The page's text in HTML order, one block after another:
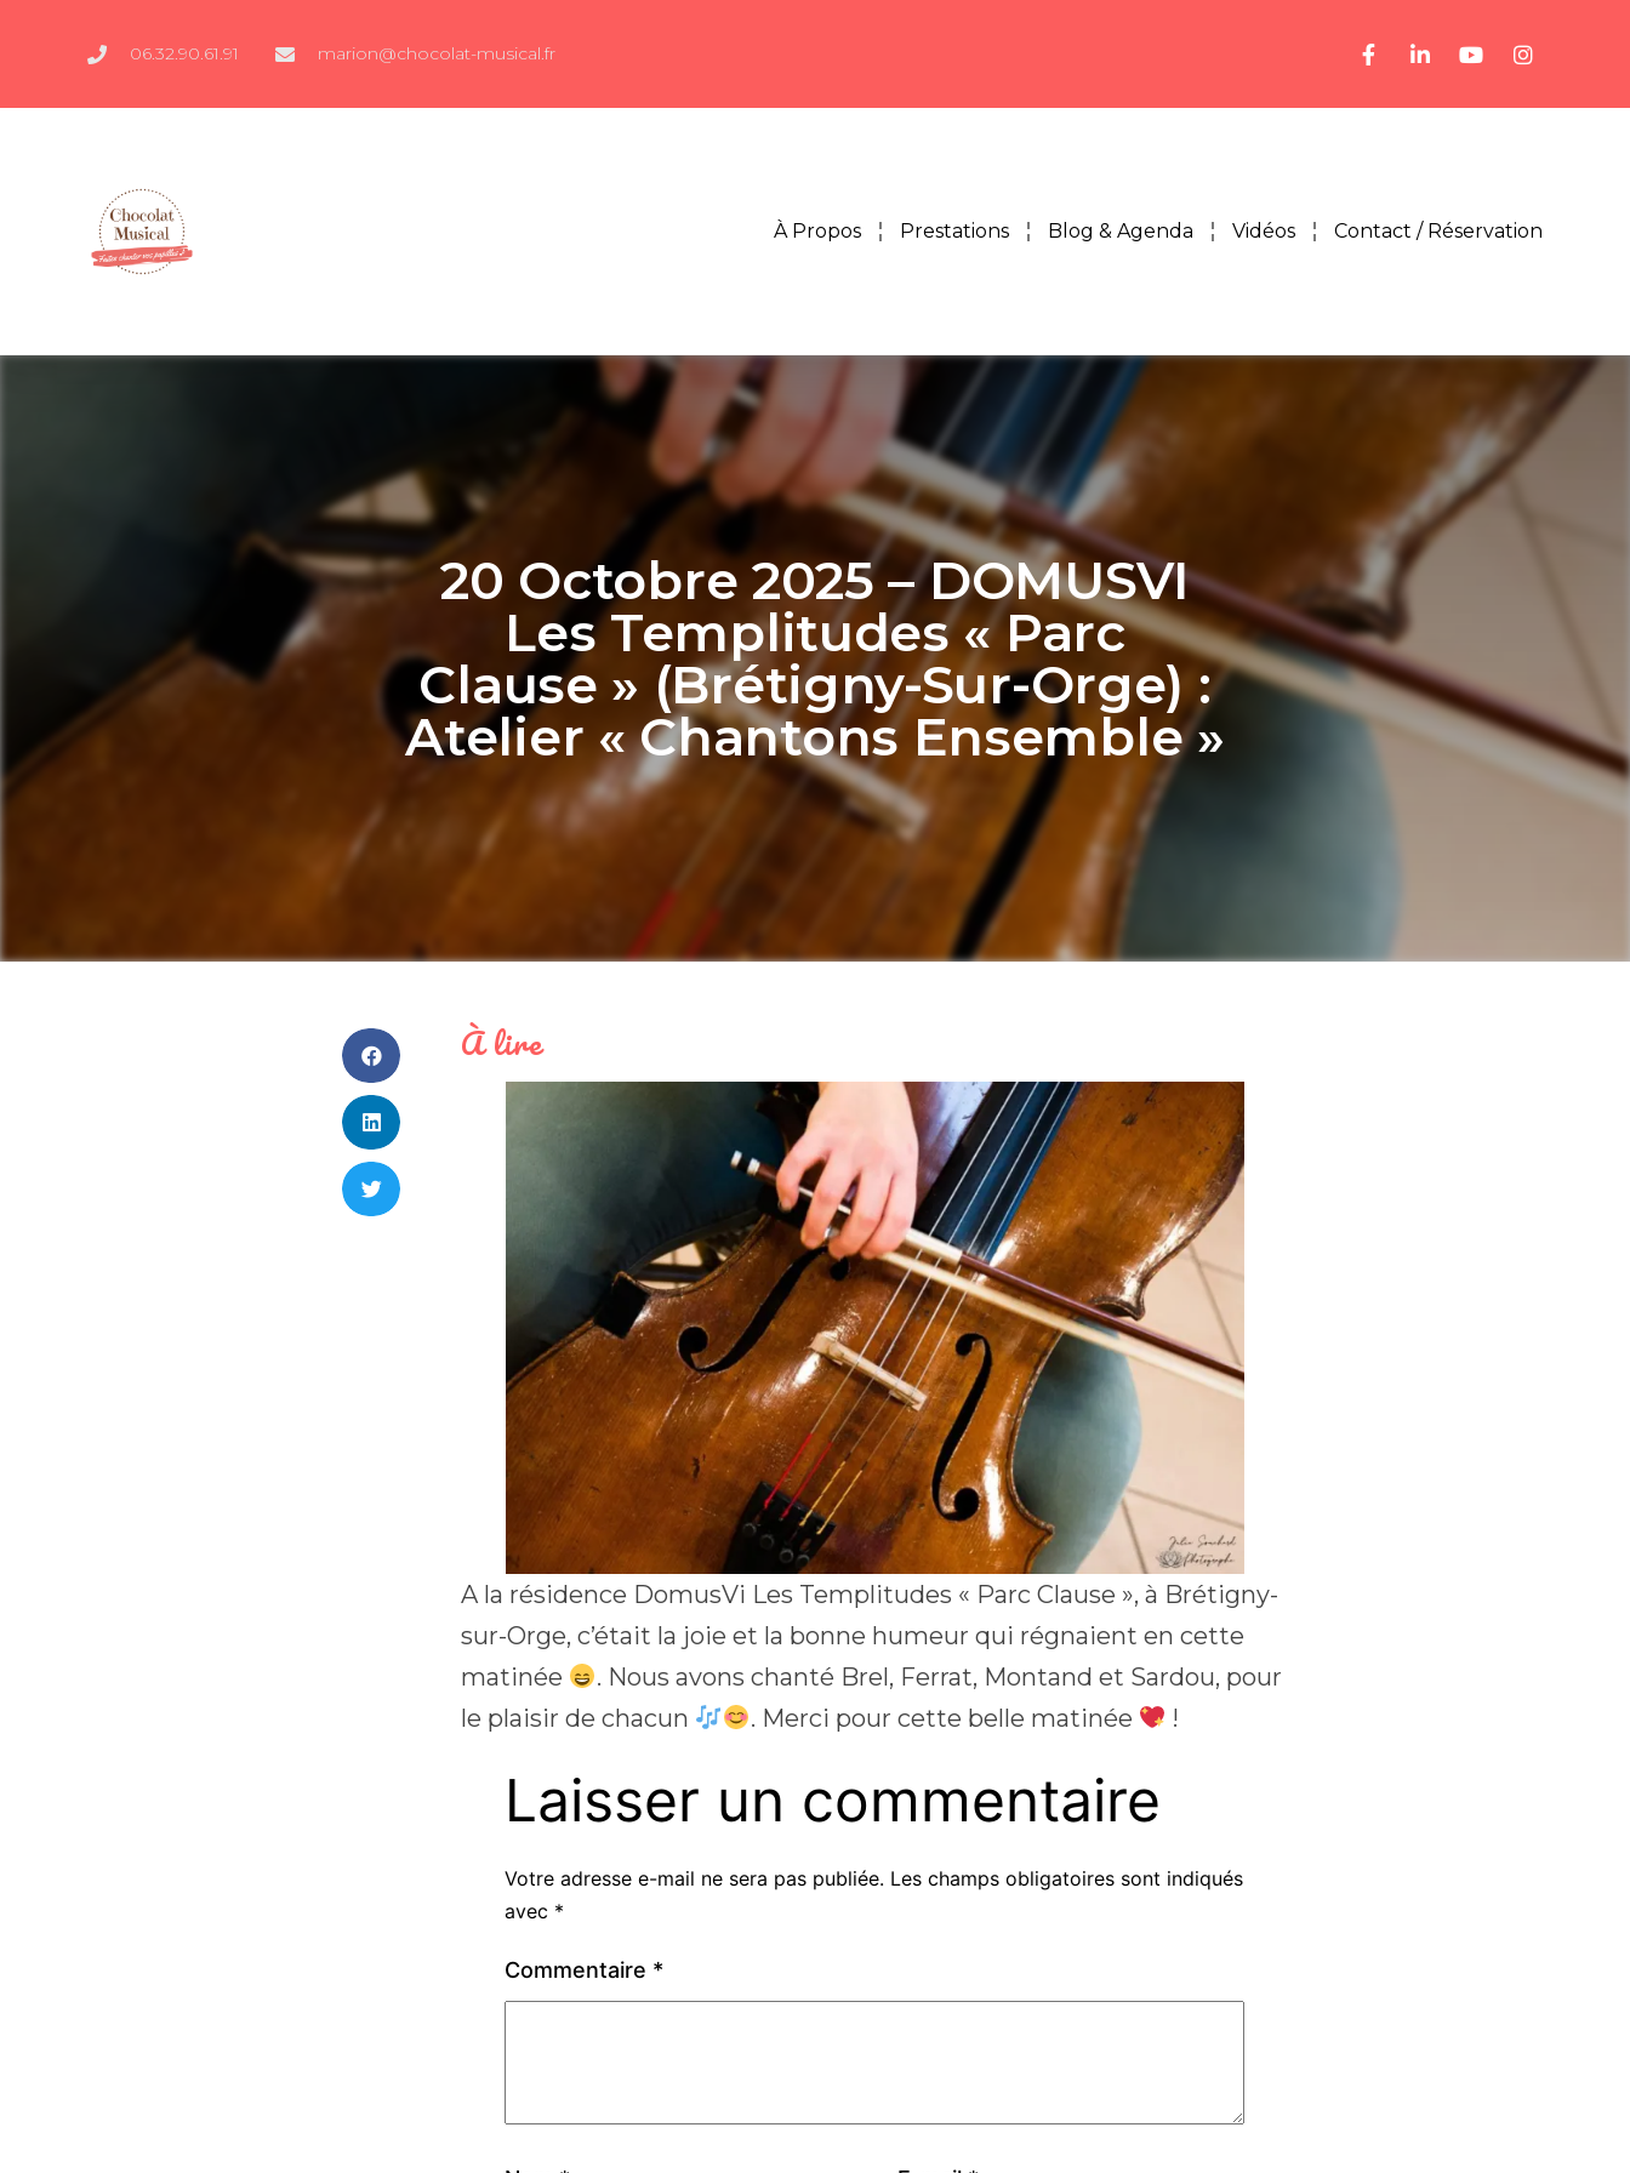
06.32.90.61.91 marion@chocolat-musical.fr
À Propos Prestations Blog & Agenda Vidéos Contact / Réservation
20 Octobre 2025 – DOMUSVI
Les Templitudes « Parc
Clause » (Brétigny-Sur-Orge) :
Atelier « Chantons Ensemble »
À lire
A la résidence DomusVi Les Templitudes « Parc Clause », à Brétigny-
sur-Orge, c’était la joie et la bonne humeur qui régnaient en cette
matinée
. Nous avons chanté Brel, Ferrat, Montand et Sardou, pour
le plaisir de chacun
. Merci pour cette belle matinée !
Laisser un commentaire
Votre adresse e-mail ne sera pas publiée. Les champs obligatoires sont indiqués
avec *
Commentaire *